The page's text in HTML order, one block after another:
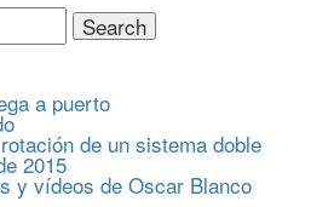
a puerto
de un sistema doble
2015
y vídeos de Oscar Blanco